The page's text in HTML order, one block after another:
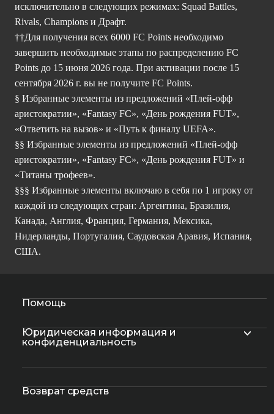
исключительно в следующих режимах: Squad Battles,
Rivals, Champions и Драфт.
††Для получения всех 6000 FC Points необходимо
завершить необходимые этапы по распределению FC
Points до 15 июня 2026 года. При активации после 15
сентября 2026 г. вы не получите FC Points.
§ Избранные элементы из предложений «Плей-офф
аристократии», «Fantasy FC», «День рождения FUT»,
«Ответить на вызов» и «Путь к финалу UEFA».
§§ Избранные элементы из предложений «Плей-офф
аристократии», «Fantasy FC», «День рождения FUT» и
«Титаны трофеев».
§§§ Избранные элементы включаю в себя по 1 игроку от
каждой из следующих стран: Аргентина, Бразилия,
Канада, Англия, Франция, Германия, Мексика,
Нидерланды, Португалия, Саудовская Аравия, Испания,
США.
Помощь
Юридическая информация и
конфиденциальность
Возврат средств